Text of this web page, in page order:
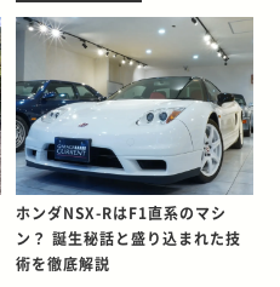
ホンダNSX-RはF1直系のマシ
ン？ 誕生秘話と盛り込まれた技
術を徹底解説